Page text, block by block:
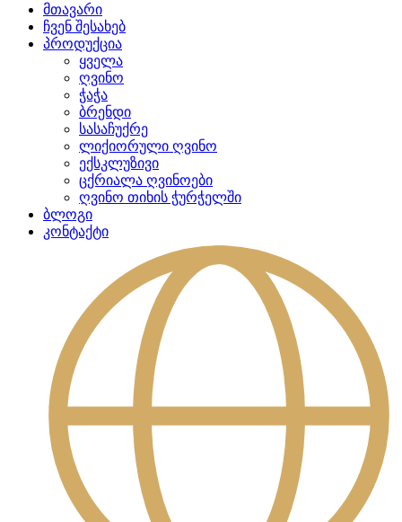
მთავარი
ჩვენ შესახებ
პროდუქცია
ყველა
ღვინო
ჭაჭა
ბრენდი
სასაჩუქრე
ლიქიორული ღვინო
ექსკლუზივი
ცქრიალა ღვინოები
ღვინო თიხის ჭურჭელში
ბლოგი
კონტაქტი